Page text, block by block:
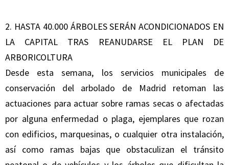
2. HASTA 40.000 ÁRBOLES SERÁN ACONDICIONADOS EN
LA CAPITAL TRAS REANUDARSE EL PLAN DE
ARBORICOLTURA
Desde esta semana, los servicios municipales de
conservación del arbolado de Madrid retoman las
actuaciones para actuar sobre ramas secas o afectadas
por alguna enfermedad o plaga, ejemplares que rozan
con edificios, marquesinas, o cualquier otra instalación,
así como ramas bajas que obstaculizan el tránsito